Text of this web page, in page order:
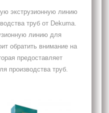
экструзионную линию
труб от Dekuma.
линию для
обратить внимание на
предоставляет
производства труб.